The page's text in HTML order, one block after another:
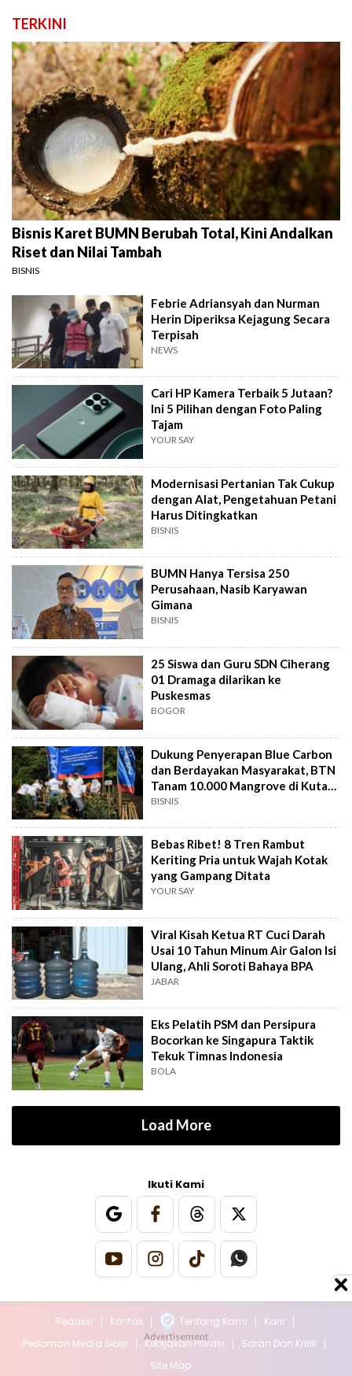
TERKINI
Bisnis Karet BUMN Berubah Total, Kini Andalkan
Riset dan Nilai Tambah
BISNIS
Febrie Adriansyah dan Nurman
Herin Diperiksa Kejagung Secara
Terpisah
NEWS
Cari HP Kamera Terbaik 5 Jutaan?
Ini 5 Pilihan dengan Foto Paling
Tajam
YOUR SAY
Modernisasi Pertanian Tak Cukup
dengan Alat, Pengetahuan Petani
Harus Ditingkatkan
BISNIS
BUMN Hanya Tersisa 250
Perusahaan, Nasib Karyawan
Gimana
BISNIS
25 Siswa dan Guru SDN Ciherang
01 Dramaga dilarikan ke
Puskesmas
BOGOR
Dukung Penyerapan Blue Carbon
dan Berdayakan Masyarakat, BTN
Tanam 10.000 Mangrove di Kuta
Bali
BISNIS
Bebas Ribet! 8 Tren Rambut
Keriting Pria untuk Wajah Kotak
yang Gampang Ditata
YOUR SAY
Viral Kisah Ketua RT Cuci Darah
Usai 10 Tahun Minum Air Galon Isi
Ulang, Ahli Soroti Bahaya BPA
JABAR
Eks Pelatih PSM dan Persipura
Bocorkan ke Singapura Taktik
Tekuk Timnas Indonesia
BOLA
Load More
Ikuti Kami
Redaksi Kontak Tentang Kami
Karir
Pedoman Media Siber
Kebijakan Privasi
Saran Dan Kritik
Site Map